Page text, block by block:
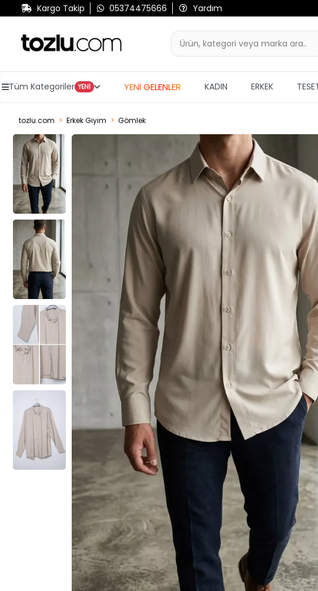
Kargo Takip 05374475666 Yardım
Tüm Kategoriler YENİ YENİ GELENLER KADIN ERKEK
tozlu.com Erkek Giyim Gömlek